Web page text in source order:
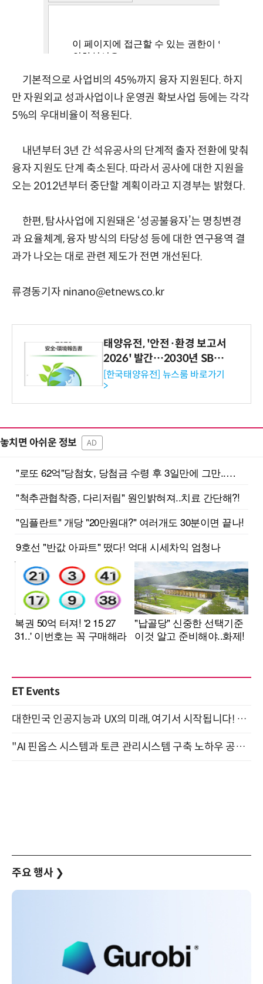
기본적으로 사업비의 45%까지 융자 지원된다. 하지
만 자원외교 성과사업이나 운영권 확보사업 등에는 각각
5%의 우대비율이 적용된다.
내년부터 3년 간 석유공사의 단계적 출자 전환에 맞춰
융자 지원도 단계 축소된다. 따라서 공사에 대한 지원을
오는 2012년부터 중단할 계획이라고 지경부는 밝혔다.
한편, 탐사사업에 지원돼온 ‘성공불융자’는 명칭변경
과 요율체계, 융자 방식의 타당성 등에 대한 연구용역 결
과가 나오는 대로 관련 제도가 전면 개선된다.
류경동기자 ninano@etnews.co.kr
태양유전, '안전·환경 보고서
2026' 발간…2030년 SBT
수준 온실가스 감축 추진
[한국태양유전] 뉴스룸 바로가기
>
놓치면 아쉬운 정보 AD
ET Events
대한민국 인공지능과 UX의 미래, 여기서 시작됩니다! UX Korea 2026 - Fall 9월 2일 개최
"AI 핀옵스 시스템과 토큰 관리시스템 구축 노하우 공개" 잠실 한국광고문화회관 2층 대회의실 (8/21)
주요 행사 ❯